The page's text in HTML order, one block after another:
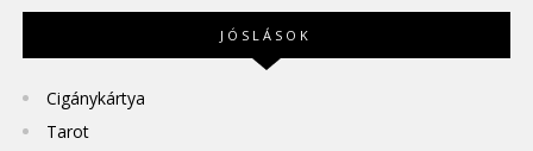
JÓSLÁSOK
Cigánykártya
Tarot